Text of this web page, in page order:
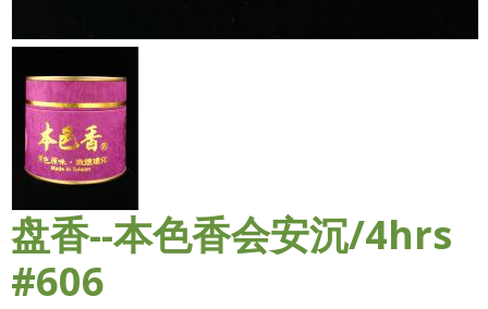
盘香--本色香会安沉/4hrs
#606